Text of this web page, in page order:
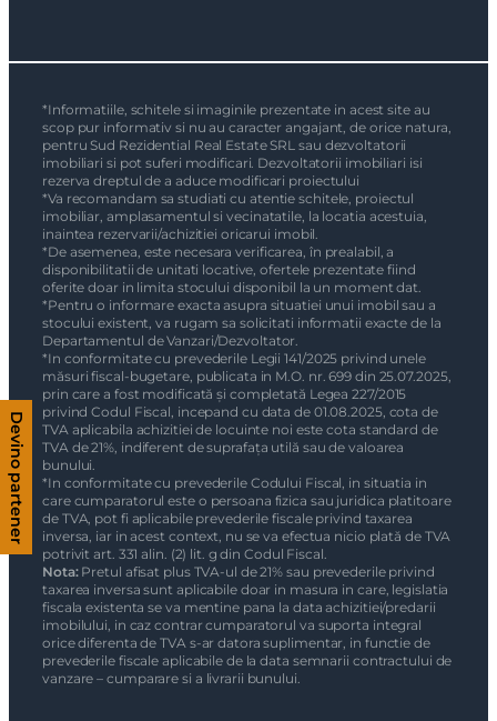
*Informatiile, schitele si imaginile prezentate in acest site au
scop pur informativ si nu au caracter angajant, de orice natura,
pentru Sud Rezidential Real Estate SRL sau dezvoltatorii
imobiliari si pot suferi modificari. Dezvoltatorii imobiliari isi
rezerva dreptul de a aduce modificari proiectului
*Va recomandam sa studiati cu atentie schitele, proiectul
imobiliar, amplasamentul si vecinatatile, la locatia acestuia,
inaintea rezervarii/achizitiei oricarui imobil.
*De asemenea, este necesara verificarea, în prealabil, a
disponibilitatii de unitati locative, ofertele prezentate fiind
oferite doar in limita stocului disponibil la un moment dat.
*Pentru o informare exacta asupra situatiei unui imobil sau a
stocului existent, va rugam sa solicitati informatii exacte de la
Departamentul de Vanzari/Dezvoltator.
*In conformitate cu prevederile Legii 141/2025 privind unele
măsuri fiscal-bugetare, publicata in M.O. nr. 699 din 25.07.2025,
prin care a fost modificată și completată Legea 227/2015
privind Codul Fiscal, incepand cu data de 01.08.2025, cota de
TVA aplicabila achizitiei de locuinte noi este cota standard de
TVA de 21%, indiferent de suprafața utilă sau de valoarea
bunului.
*In conformitate cu prevederile Codului Fiscal, in situatia in
care cumparatorul este o persoana fizica sau juridica platitoare
de TVA, pot fi aplicabile prevederile fiscale privind taxarea
inversa, iar in acest context, nu se va efectua nicio plată de TVA
potrivit art. 331 alin. (2) lit. g din Codul Fiscal.
Nota:Pretul afisat plus TVA-ul de 21% sau prevederile privind
taxarea inversa sunt aplicabile doar in masura in care, legislatia
fiscala existenta se va mentine pana la data achizitiei/predarii
imobilului, in caz contrar cumparatorul va suporta integral
orice diferenta de TVA s-ar datora suplimentar, in functie de
prevederile fiscale aplicabile de la data semnarii contractului de
vanzare – cumparare si a livrarii bunului.
Devino partener